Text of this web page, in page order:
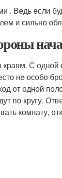
. Ведь если
и сильно
краям. С
не особо
от одной
по кругу.
комнату,